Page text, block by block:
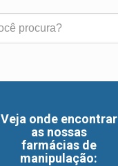
Veja onde encontrar
as nossas
farmácias de
manipulação: